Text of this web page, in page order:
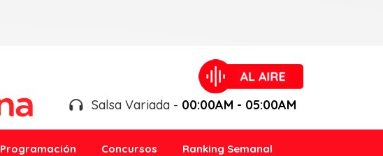
Salsa Variada - 00:00AM - 05:00AM
Programación Concursos Ranking Semanal